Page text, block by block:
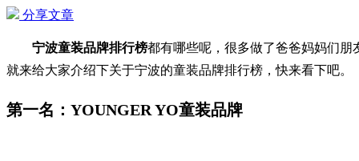
分享文章
宁波童装品牌排行榜都有哪些呢，很多做了爸爸妈妈们
就来给大家介绍下关于宁波的童装品牌排行榜，快来看下吧。
第一名：YOUNGER YO童装品牌